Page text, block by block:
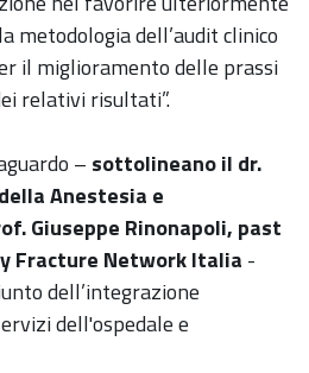
metodologia dell’audit clinico
il miglioramento delle prassi
relativi risultati”.
– sottolineano il dr.
Anestesia e
Giuseppe Rinonapoli, past
Fracture Network Italia -
dell’integrazione
dell'ospedale e